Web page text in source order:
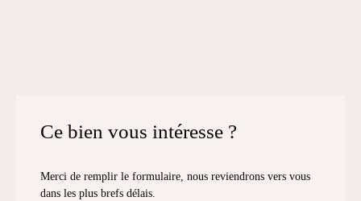
Ce bien vous intéresse ?
Merci de remplir le formulaire, nous reviendrons vers vous
dans les plus brefs délais.